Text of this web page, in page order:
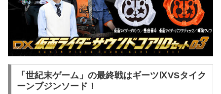
「世紀末ゲーム」の最終戦はギーツⅨVSタイク
ーンブジンソード！